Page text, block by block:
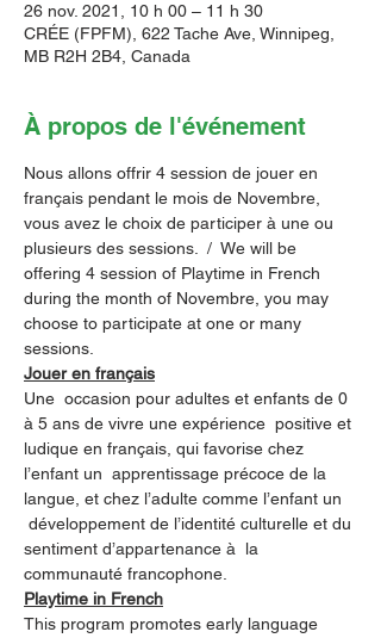
26 nov. 2021, 10 h 00 – 11 h 30
CRÉE (FPFM), 622 Tache Ave, Winnipeg,
MB R2H 2B4, Canada
À propos de l'événement
Nous allons offrir 4 session de jouer en
français pendant le mois de Novembre,
vous avez le choix de participer à une ou
plusieurs des sessions.  /  We will be
offering 4 session of Playtime in French
during the month of Novembre, you may
choose to participate at one or many
Jouer en français
Une  occasion pour adultes et enfants de 0
à 5 ans de vivre une expérience  positive et
ludique en français, qui favorise chez
l’enfant un  apprentissage précoce de la
langue, et chez l’adulte comme l’enfant un
développement de l’identité culturelle et du
sentiment d’appartenance à  la
communauté francophone.
Playtime in French
This program promotes early language